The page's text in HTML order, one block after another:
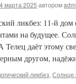
марта 2025 автором
ликбез: 11-й
на будущее.
Телец даёт этому
другом,
ликбез, Солнце